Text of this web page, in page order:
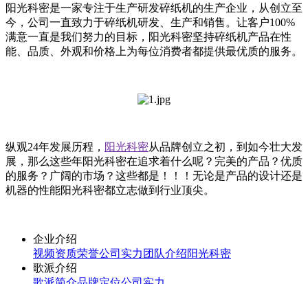
阳光科密是一家专注于生产研发碎纸机的生产企业，从创立至
今，公司一直致力于碎纸机研发、生产和销售。让客户100%
满意一直是我们努力的目标，阳光科密坚持碎纸机产品在性
能、品质、外观和价格上为每位消费者都提供最优质的服务。
纵观24年发展历程， 阳光科密从品牌创立之初，到如今壮大发
展，那么这些年阳光科密在追求着什么呢？完美的产品？优质
的服务？广阔的市场？这些都是！！！无论是产品的设计还是
机器的性能阳光科密都立志做到行业顶尖。
企业介绍
视频资质荣誉公司实力 团队介绍阳光科密
歌派介绍